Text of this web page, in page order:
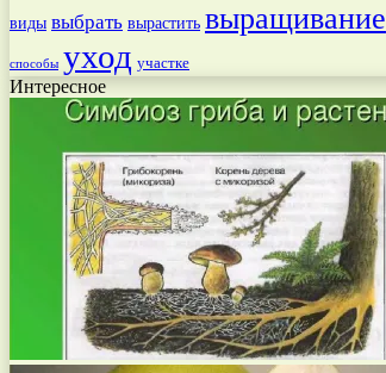
виды выбрать вырастить выращивание
способы уход участке
Интересное